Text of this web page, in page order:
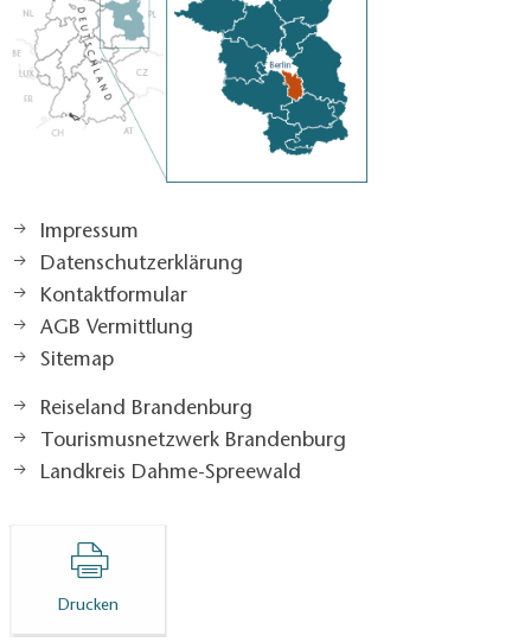
Impressum
Datenschutzerklärung
Kontaktformular
AGB Vermittlung
Sitemap
Reiseland Brandenburg
Tourismusnetzwerk Brandenburg
Landkreis Dahme-Spreewald
Drucken